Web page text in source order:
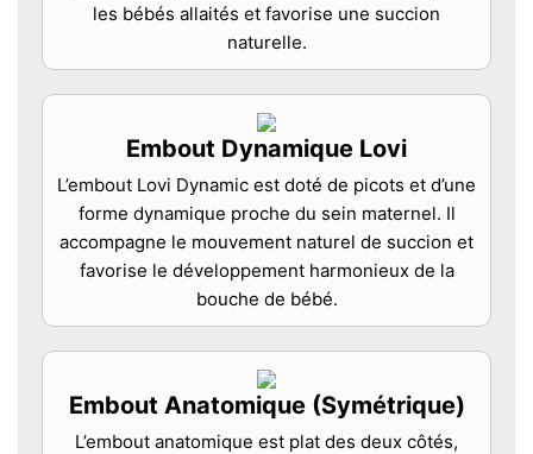
les bébés allaités et favorise une succion
naturelle.
Embout Dynamique Lovi
L’embout Lovi Dynamic est doté de picots et d’une
forme dynamique proche du sein maternel. Il
accompagne le mouvement naturel de succion et
favorise le développement harmonieux de la
bouche de bébé.
Embout Anatomique (Symétrique)
L’embout anatomique est plat des deux côtés,